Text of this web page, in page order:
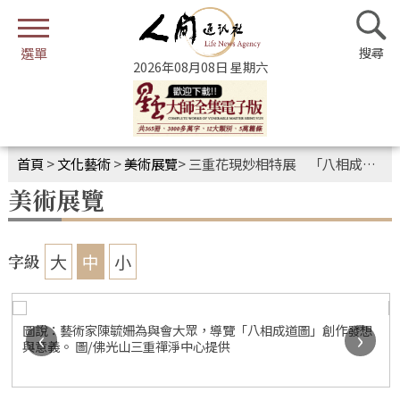
2026年08月08日 星期六
首頁 >文化藝術>美術展覽> 三重花現妙相特展 「八相成道」傳遞佛陀慈悲行誼
美術展覽
字級 大 中 小
圖說：藝術家陳毓姍為與會大眾，導覽「八相成道圖」創作發想
與意義。 圖/佛光山三重禪淨中心提供
‹ ›